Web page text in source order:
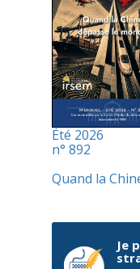
Été 2026
n° 892
Quand la
Je